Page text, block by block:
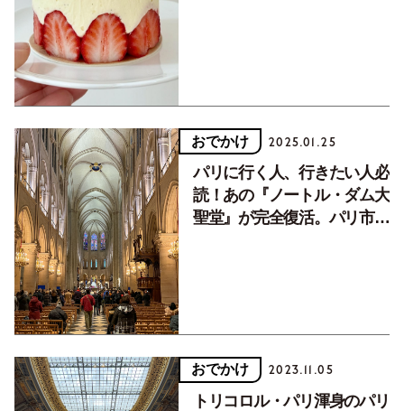
おでかけ 2025.01.25
パリに行く人、行きたい人必
読！あの『ノートル・ダム大
聖堂』が完全復活。パリ市民
おでかけ 2023.11.05
トリコロル・パリ渾身のパリ